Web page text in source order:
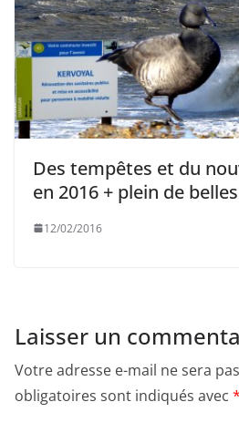
Des tempêtes et du
en 2016 + plein de
12/02/2016
Laisser un
Votre adresse e-mail ne sera
obligatoires sont indiqués avec *